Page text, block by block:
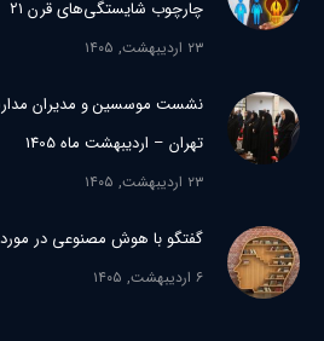
چارچوب شایستگی‌های قرن ۲۱
۲۳ اردیبهشت, ۱۴۰۵
تهران – اردیبهشت ماه 1405
۲۳ اردیبهشت, ۱۴۰۵
گفتگو با هوش مصنوعی در مورد
۶ اردیبهشت, ۱۴۰۵